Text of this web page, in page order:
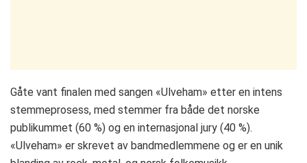
Gåte vant finalen med sangen «Ulveham» etter en intens
stemmeprosess, med stemmer fra både det norske
publikummet (60 %) og en internasjonal jury (40 %)​​.
«Ulveham» er skrevet av bandmedlemmene og er en unik